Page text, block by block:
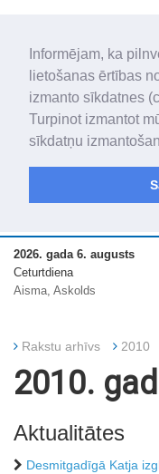
Informējam, ka
lietošanas ērtības
izmanto sīkdatnes
Turpinot izmantot
sīkdatņu
„Latgales Laiks” iznāk latviešu
„Latgales Laiks” latviešu
novadu un apkārtējos novadus
2026. gada 6. augusts
Ceturtdiena
Aisma, Askolds
Rakstu arhīvs 2010
2010.
Aktualitātes
Desmitgadīgā Katja